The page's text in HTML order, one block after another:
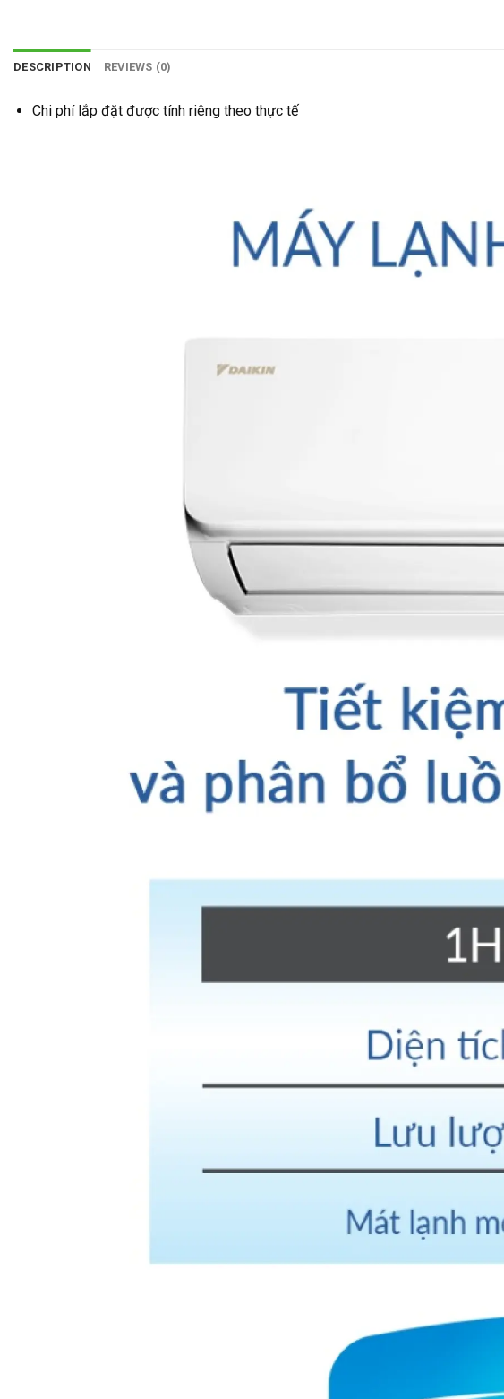
DESCRIPTION REVIEWS (0)
Chi phí lắp đặt được tính riêng theo thực tế